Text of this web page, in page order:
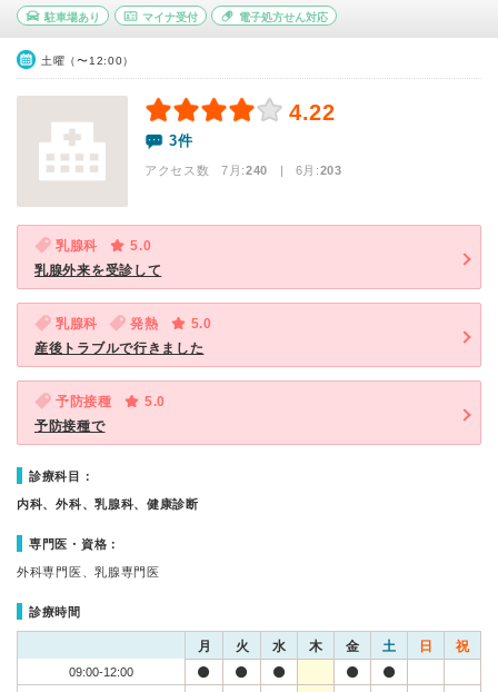
駐車場あり マイナ受付 電子処方せん対応
土曜（〜12:00）
4.22
3件
アクセス数 7月:240 | 6月:203
乳腺科
5.0
乳腺外来を受診して
乳腺科 発熱
5.0
産後トラブルで行きました
予防接種
5.0
予防接種で
診療科目：
内科、外科、乳腺科、健康診断
専門医・資格：
外科専門医、乳腺専門医
診療時間
月 火 水 木 金 土 日 祝
09:00-12:00